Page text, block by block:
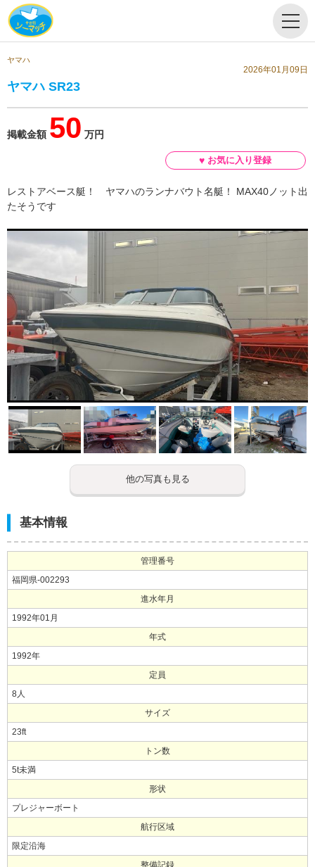
ヤマハ
2026年01月09日
ヤマハ SR23
掲載金額 50 万円
レストアベース艇！ ヤマハのランナバウト名艇！ MAX40ノット出
たそうです
他の写真も見る
基本情報
管理番号
福岡県-002293
進水年月
1992年01月
年式
1992年
定員
8人
サイズ
23ft
トン数
5t未満
形状
プレジャーボート
航行区域
限定沿海
整備記録